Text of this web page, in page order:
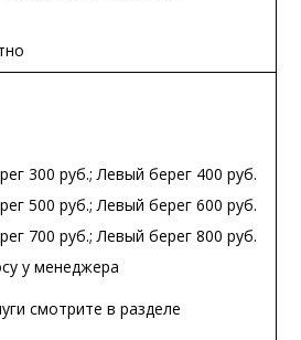
300 руб.; Левый берег 400 руб.
500 руб.; Левый берег 600 руб.
700 руб.; Левый берег 800 руб.
у менеджера
смотрите в разделе